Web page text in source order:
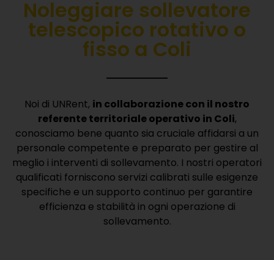
Noleggiare sollevatore
telescopico rotativo o
fisso a Coli
Noi di UNRent, in collaborazione con il nostro
referente territoriale operativo in Coli,
conosciamo bene quanto sia cruciale affidarsi a un
personale competente e preparato per gestire al
meglio i interventi di sollevamento. I nostri operatori
qualificati forniscono servizi calibrati sulle esigenze
specifiche e un supporto continuo per garantire
efficienza e stabilità in ogni operazione di
sollevamento.